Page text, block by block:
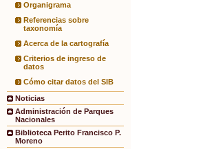
Organigrama
Referencias sobre
taxonomía
Acerca de la cartografía
Criterios de ingreso de
datos
Cómo citar datos del SIB
Noticias
Administración de Parques
Nacionales
Biblioteca Perito Francisco P.
Moreno